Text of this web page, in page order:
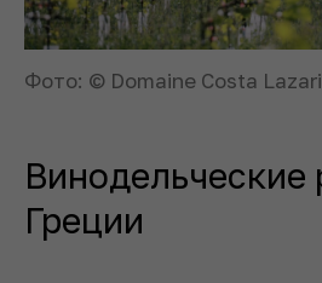
Фото: © Domaine Costa
Винодельческие
Греции